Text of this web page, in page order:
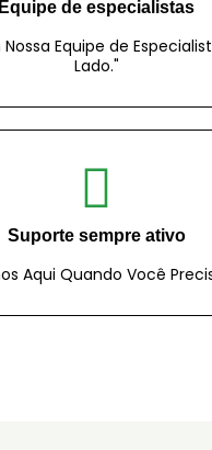
Equipe de especialistas
Equipe de
Lado."
Suporte sempre ativo
Aqui Quando Você